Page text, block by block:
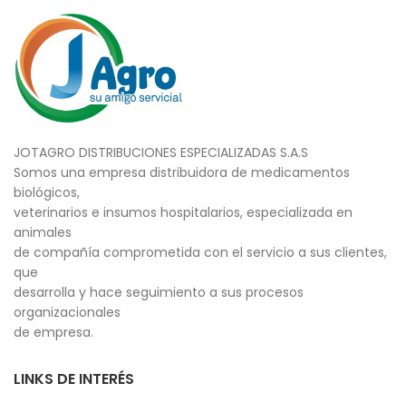
JOTAGRO DISTRIBUCIONES ESPECIALIZADAS S.A.S
Somos una empresa distribuidora de medicamentos
biológicos,
veterinarios e insumos hospitalarios, especializada en
animales
de compañía comprometida con el servicio a sus clientes,
que
desarrolla y hace seguimiento a sus procesos
organizacionales
de empresa.
LINKS DE INTERÉS